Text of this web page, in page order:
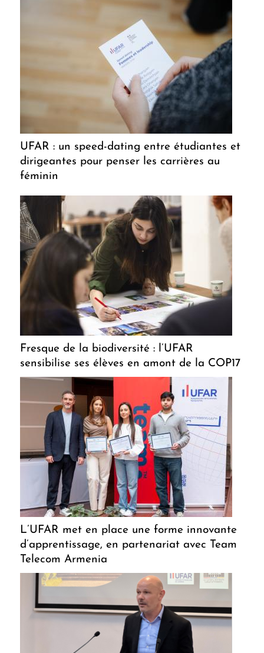
UFAR : un speed-dating entre étudiantes et
dirigeantes pour penser les carrières au
féminin
Fresque de la biodiversité : l’UFAR
sensibilise ses élèves en amont de la COP17
L’UFAR met en place une forme innovante
d’apprentissage, en partenariat avec Team
Telecom Armenia